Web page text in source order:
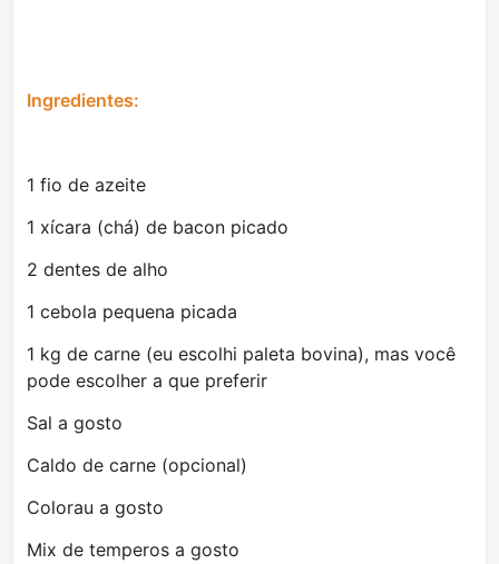
Ingredientes:
1 fio de azeite
1 xícara (chá) de bacon picado
2 dentes de alho
1 cebola pequena picada
1 kg de carne (eu escolhi paleta bovina), mas você
pode escolher a que preferir
Sal a gosto
Caldo de carne (opcional)
Colorau a gosto
Mix de temperos a gosto